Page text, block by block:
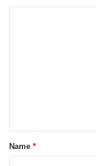
*Name *